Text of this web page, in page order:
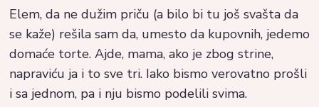
Elem, da ne dužim priču (a bilo bi tu još svašta da
se kaže) rešila sam da, umesto da kupovnih, jedemo
domaće torte. Ajde, mama, ako je zbog strine,
napraviću ja i to sve tri. Iako bismo verovatno prošli
i sa jednom, pa i nju bismo podelili svima.